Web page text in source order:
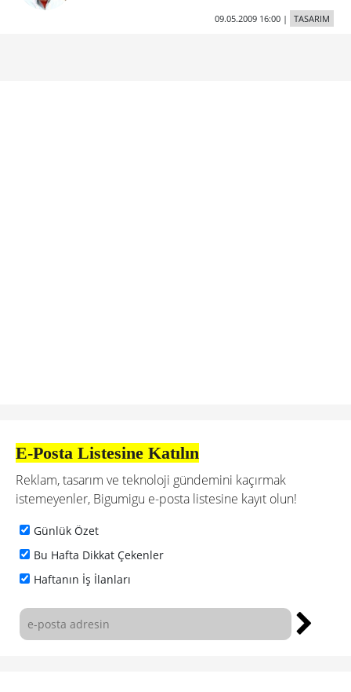
09.05.2009 16:00| TASARIM
E-Posta Listesine Katılın
Reklam, tasarım ve teknoloji gündemini kaçırmak
istemeyenler, Bigumigu e-posta listesine kayıt olun!
Günlük Özet
Bu Hafta Dikkat Çekenler
Haftanın İş İlanları